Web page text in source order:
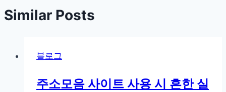
Similar Posts
블로그
주소모음 사이트 사용 시 흔한 실